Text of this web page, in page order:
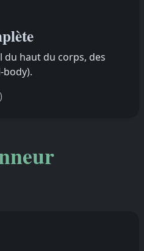
du haut du corps, des
body).